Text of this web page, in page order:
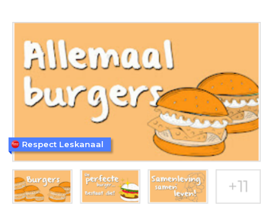
Respect Leskanaal